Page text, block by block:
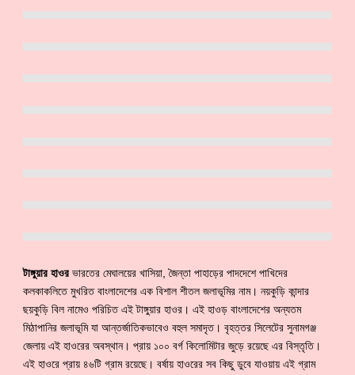
টাঙ্গুয়ার হাওরভারতের মেঘালয়ের খাসিয়া, জৈন্তা পাহাড়ের পাদদেশে পাখিদের
কলকাকলিতে মুখরিত বাংলাদেশের এক বিশাল শীতল জলাভূমির নাম। নয়কুড়ি কান্দার
ছয়কুড়ি বিল নামেও পরিচিত এই টাঙ্গুয়ার হাওর। এই হাওড় বাংলাদেশের অন্যতম
মিঠাপানির জলাভূমি যা আন্তর্জাতিকভাবেও বহুল সমাদৃত। বৃহত্তর সিলেটের সুনামগঞ্জ
জেলায় এই হাওরের অবস্থান। প্রায় ১০০ বর্গ কিলোমিটার জুড়ে রয়েছে এর বিস্তৃতি।
এই হাওরে প্রায় ৪৬টি গ্রাম রয়েছে। বর্ষায় হাওরের সব কিছু ডুবে যাওয়ায় এই গ্রাম